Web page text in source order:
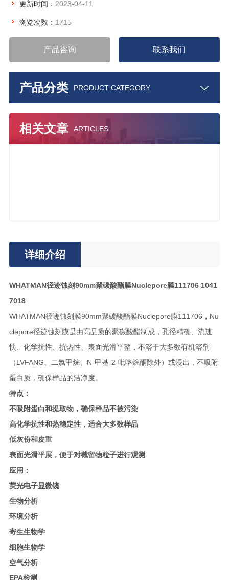
更新时间： 2023-04-11
浏览次数： 1715
产品咨询 联系我们
产品分类 PRODUCT CATEGORY
相关文章 ARTICLES
详细介绍
WHATMAN径迹蚀刻90mm聚碳酸酯膜Nuclepore膜111706 1041
7018
WHATMAN径迹蚀刻膜90mm聚碳酸酯膜Nuclepore膜111706 ， Nu
clepore径迹蚀刻膜是由高品质的聚碳酸酯制成，孔径精确、流速
快、化学抗性、抗热性、表面光滑平整，不溶于大多数有机溶剂
（LVFANG、二氯甲烷、N-甲基-2-吡咯烷酮除外）或浸出，不吸附
蛋白质，确保样品的洁净度。
特点：
不吸附蛋白和提取物，确保样品不被污染
高化学抗性和热稳定性，适合大多数样品
低灰份和皮重
表面光滑平展，便于对截留物粒子进行观测
应用：
荧光电子显微镜
生物分析
环境分析
寄生生物学
细胞生物学
空气分析
EPA检测